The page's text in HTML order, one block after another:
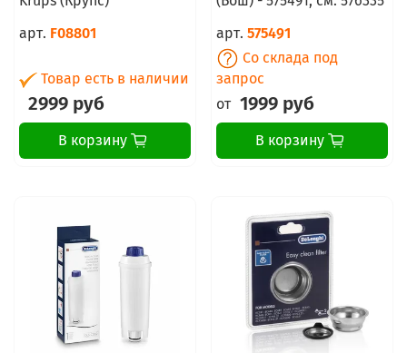
арт. F08801
Товар есть в наличии
2999 руб
В корзину
арт. 575491
Со склада под
запрос
от 1999 руб
В корзину